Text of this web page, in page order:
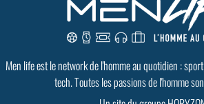
GoodMood #15
Men life est le network de l'homme au quotidien :
tech. Toutes les passions de l'homme